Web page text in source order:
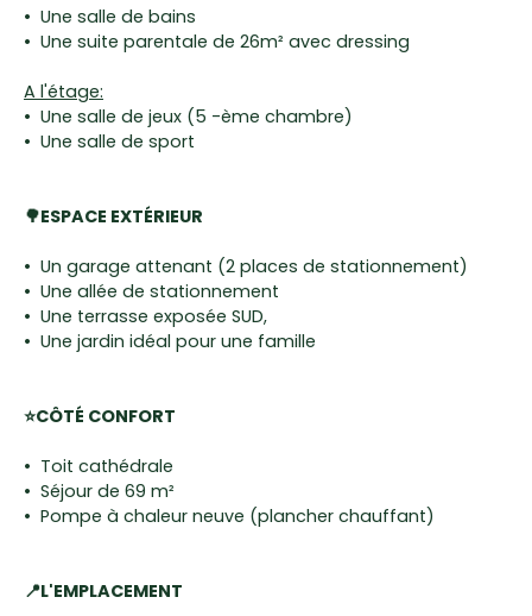
Une salle de bains
Une suite parentale de 26m² avec dressing
A l'étage:
Une salle de jeux (5 -ème chambre)
Une salle de sport
🌳ESPACE EXTÉRIEUR
Un garage attenant (2 places de stationnement)
Une allée de stationnement
Une terrasse exposée SUD,
Une jardin idéal pour une famille
⭐CÔTÉ CONFORT
Toit cathédrale
Séjour de 69 m²
Pompe à chaleur neuve (plancher chauffant)
📍L'EMPLACEMENT